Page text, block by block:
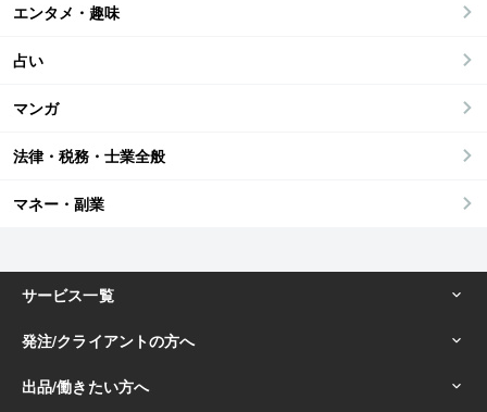
エンタメ・趣味
占い
マンガ
法律・税務・士業全般
マネー・副業